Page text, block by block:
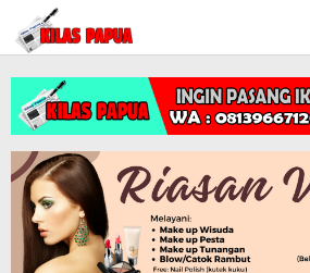
Lewati
konten